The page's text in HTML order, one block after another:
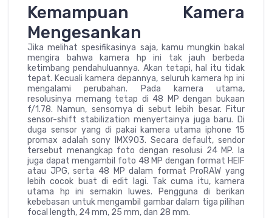
Kemampuan Kamera
Mengesankan
Jika melihat spesifikasinya saja, kamu mungkin bakal
mengira bahwa kamera hp ini tak jauh berbeda
ketimbang pendahuluannya. Akan tetapi, hal itu tidak
tepat. Kecuali kamera depannya, seluruh kamera hp ini
mengalami perubahan. Pada kamera utama,
resolusinya memang tetap di 48 MP dengan bukaan
f/1.78. Namun, sensornya di sebut lebih besar. Fitur
sensor-shift stabilization menyertainya juga baru. Di
duga sensor yang di pakai kamera utama iphone 15
promax adalah sony IMX903. Secara default, sendor
tersebut menangkap foto dengan resolusi 24 MP. Ia
juga dapat mengambil foto 48 MP dengan format HEIF
atau JPG, serta 48 MP dalam format ProRAW yang
lebih cocok buat di edit lagi. Tak cuma itu, kamera
utama hp ini semakin luwes. Pengguna di berikan
kebebasan untuk mengambil gambar dalam tiga pilihan
focal length, 24 mm, 25 mm, dan 28 mm.